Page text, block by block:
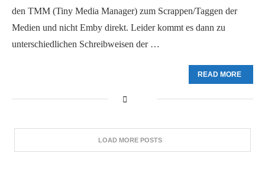
den TMM (Tiny Media Manager) zum Scrappen/Taggen der
Medien und nicht Emby direkt. Leider kommt es dann zu
unterschiedlichen Schreibweisen der …
READ MORE
LOAD MORE POSTS